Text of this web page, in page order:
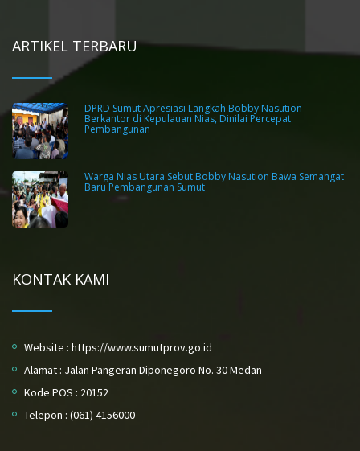
ARTIKEL TERBARU
DPRD Sumut Apresiasi Langkah Bobby Nasution
Berkantor di Kepulauan Nias, Dinilai Percepat
Pembangunan
Warga Nias Utara Sebut Bobby Nasution Bawa Semangat
Baru Pembangunan Sumut
KONTAK KAMI
Website : https://www.sumutprov.go.id
Alamat : Jalan Pangeran Diponegoro No. 30 Medan
Kode POS : 20152
Telepon : (061) 4156000